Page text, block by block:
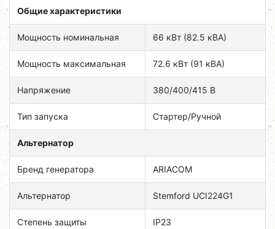
Общие характеристики
Мощность номинальная 66 кВт (82.5 кВА)
Мощность максимальная 72.6 кВт (91 кВА)
Напряжение 380/400/415 В
Тип запуска Cтартер/Ручной
Альтернатор
Бренд генератора ARIACOM
Альтернатор Stemford UCI224G1
Степень защиты IP23